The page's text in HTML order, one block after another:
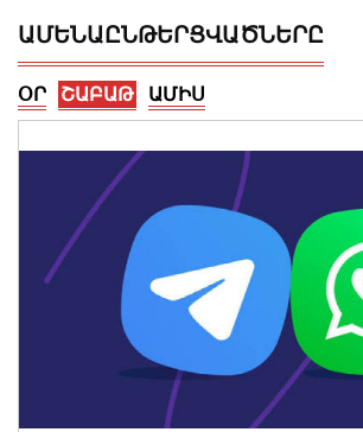
Ողբերգական դեպք Երևանում․
Կիևյան կամրջի տակ՝ ճանապարհի
երթևեկելի գոտում, հայտնաբերվել է
տղամարդու մարմին
08 Օգոստոս, 2026 23:15
ԱՄԵՆԱԸՆԹԵՐՑՎԱԾՆԵՐԸ
ՕՐ ՇԱԲԱԹ ԱՄԻՍ